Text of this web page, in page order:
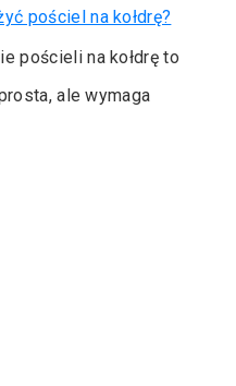
pościel na kołdrę?
pościeli na kołdrę to
ale wymaga